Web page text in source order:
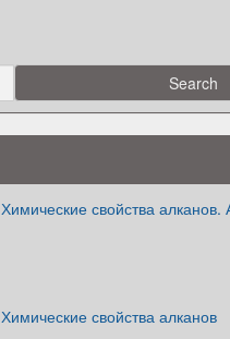
Химические свойства алканов.
Химические свойства алканов